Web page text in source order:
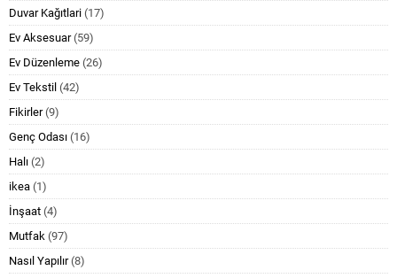
Duvar Kağıtlari (17)
Ev Aksesuar(59)
Ev Düzenleme (26)
Ev Tekstil (42)
Fikirler(9)
Genç Odası (16)
Halı (2)
ikea (1)
İnşaat (4)
Mutfak (97)
Nasıl Yapılır(8)